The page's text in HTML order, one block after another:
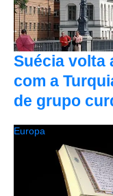
Suécia volta
com a
de grupo
Europa